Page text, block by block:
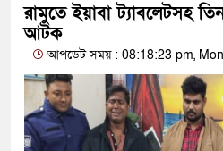
রামুতে ইয়াবা ট্যাবলেটসহ
আটক
আপডেট সময় : 08:18:23 pm,